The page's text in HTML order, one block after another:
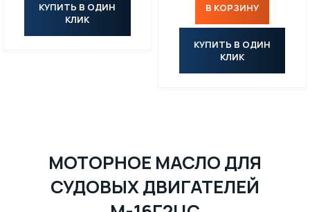
КУПИТЬ В ОДИН
КЛИК
В КОРЗИНУ
КУПИТЬ В ОДИН
КЛИК
МОТОРНОЕ МАСЛО ДЛЯ
СУДОВЫХ ДВИГАТЕЛЕЙ